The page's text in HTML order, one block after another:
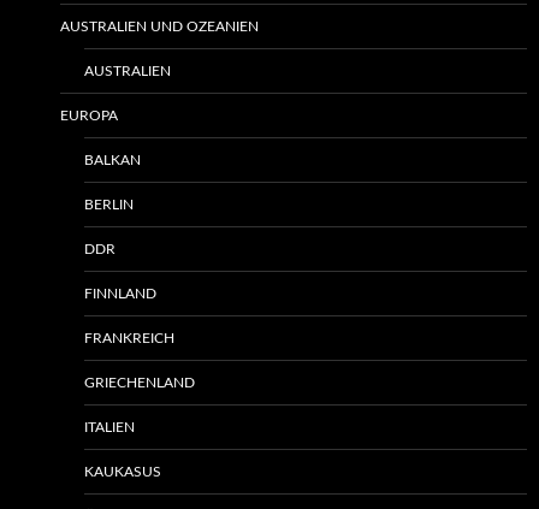
AUSTRALIEN UND OZEANIEN
AUSTRALIEN
EUROPA
BALKAN
BERLIN
DDR
FINNLAND
FRANKREICH
GRIECHENLAND
ITALIEN
KAUKASUS